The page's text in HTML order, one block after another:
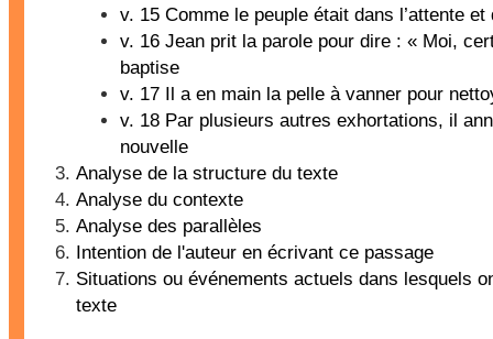
v. 15 Comme le peuple était dans l’attente
v. 16 Jean prit la parole pour dire : « Moi,
baptise
v. 17 Il a en main la pelle à vanner pour
v. 18 Par plusieurs autres exhortations, il
nouvelle
Analyse de la structure du texte
Analyse du contexte
Analyse des parallèles
Intention de l'auteur en écrivant ce passage
Situations ou événements actuels dans lesquels
texte